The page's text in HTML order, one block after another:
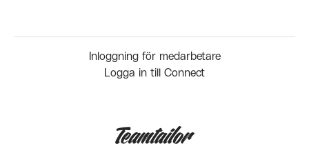
Inloggning för medarbetare
Logga in till Connect